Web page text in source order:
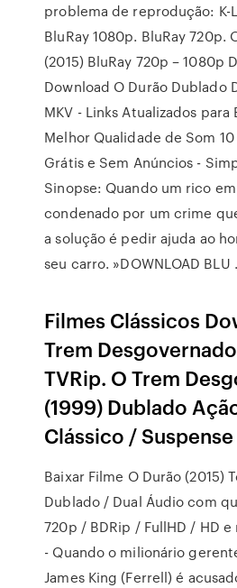
problema de reprodução: K-
BluRay 1080p. BluRay 720p.
(2015) BluRay 720p – 1080p
Download O Durão Dublado
MKV - Links Atualizados para
Melhor Qualidade de Som
Grátis e Sem Anúncios -
Sinopse: Quando um rico
condenado por um crime
a solução é pedir ajuda ao
seu carro. »DOWNLOAD BLU
Filmes Clássicos
Trem
TVRip. O Trem
(1999) Dublado
Clássico / Suspense
Baixar Filme O Durão (2015)
Dublado / Dual Áudio com
720p / BDRip / FullHD / HD e
- Quando o milionário
James King (Ferrell) é